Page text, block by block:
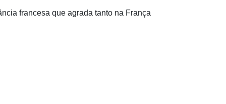
francesa que agrada tanto na França